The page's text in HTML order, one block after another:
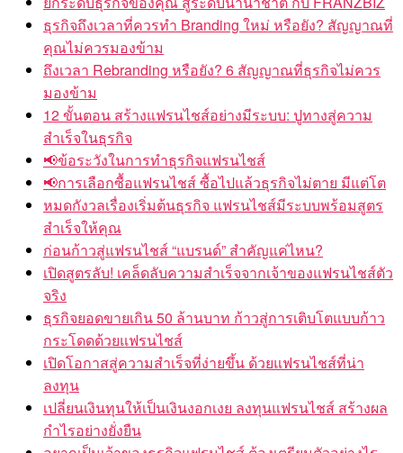
ธุรกิจถึงเวลาที่ควรทำ Branding ใหม่ หรือยัง? สัญญาณที่
คุณไม่ควรมองข้าม
ถึงเวลา Rebranding หรือยัง? 6 สัญญาณที่ธุรกิจไม่ควร
มองข้าม
12 ขั้นตอน สร้างแฟรนไชส์อย่างมีระบบ: ปูทางสู่ความ
สำเร็จในธุรกิจ
ข้อระวังในการทำธุรกิจแฟรนไชส์
การเลือกซื้อแฟรนไชส์ ซื้อไปแล้วธุรกิจไม่ตาย มีแต่โต
หมดกังวลเรื่องเริ่มต้นธุรกิจ แฟรนไชส์มีระบบพร้อมสูตร
สำเร็จให้คุณ
ก่อนก้าวสู่แฟรนไชส์ “แบรนด์” สำคัญแค่ไหน?
เปิดสูตรลับ! เคล็ดลับความสำเร็จจากเจ้าของแฟรนไชส์ตัว
จริง
ธุรกิจยอดขายเกิน 50 ล้านบาท ก้าวสู่การเติบโตแบบก้าว
กระโดดด้วยแฟรนไชส์
เปิดโอกาสสู่ความสำเร็จที่ง่ายขึ้น ด้วยแฟรนไชส์ที่น่า
ลงทุน
เปลี่ยนเงินทุนให้เป็นเงินงอกเงย ลงทุนแฟรนไชส์ สร้างผล
กำไรอย่างยั่งยืน
อยากเป็นเจ้าของธุรกิจแฟรนไชส์ ต้องเตรียมตัวอย่างไร